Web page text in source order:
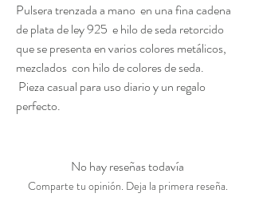
Pulsera trenzada a mano en una fina cadena
de plata de ley 925 e hilo de seda retorcido
que se presenta en varios colores metálicos,
mezclados con hilo de colores de seda.
Pieza casual para uso diario y un regalo
perfecto.
No hay reseñas todavía
Comparte tu opinión. Deja la primera reseña.